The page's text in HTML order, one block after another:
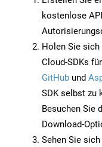
kostenlose
Holen Sie
Cloud-SDKs
GitHub und
SDK selbst zu
Besuchen Sie
Download-
Sehen Sie